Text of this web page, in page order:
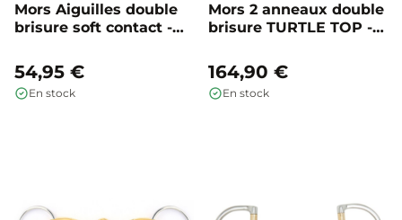
Mors Aiguilles double
brisure soft contact -
54,95 €
En stock
Mors 2 anneaux double
brisure TURTLE TOP -
164,90 €
En stock